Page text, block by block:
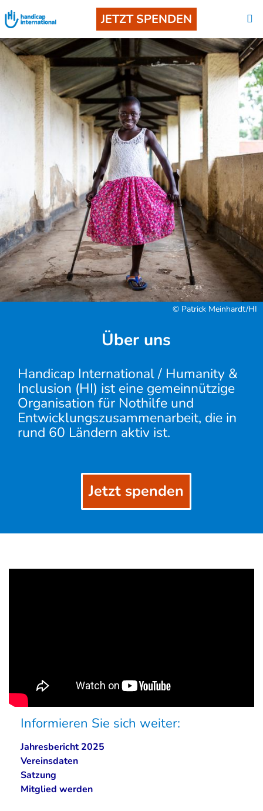
JETZT SPENDEN
© Patrick Meinhardt/HI
Über uns
Handicap International / Humanity &
Inclusion (HI) ist eine gemeinnützige
Organisation für Nothilfe und
Entwicklungszusammenarbeit, die in
rund 60 Ländern aktiv ist.
Jetzt spenden
Informieren Sie sich weiter:
Jahresbericht 2025
Vereinsdaten
Satzung
Mitglied werden